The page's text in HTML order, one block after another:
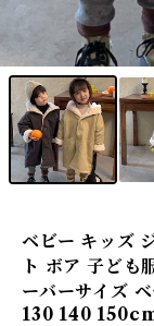
ベビー キッズ
ト ボア 子ども
ーバーサイズ
130 140